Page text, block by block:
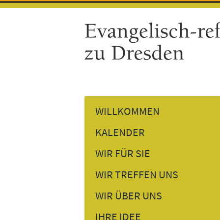
WILLKOMMEN
KALENDER
GOTTESDIENSTE
GEMEINDETERMINE
WIR FÜR SIE
PREDIGTEN NACHHÖREN
PERSÖNLICHES GESPRÄCH
WIR TREFFEN UNS
DONNERSTAGSTREFF
GESPRÄCH AM NACHMITTAG
WIR ÜBER UNS
UNSER PFARRER
IHRE IDEE